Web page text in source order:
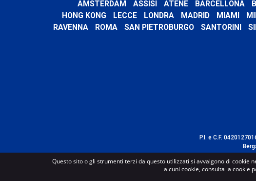
AMSTERDAM ASSISI ATENE BARCELLONA
HONG KONG
LECCE LONDRA MADRID MIAMI
RAVENNA
ROMA SAN PIETROBURGO SANTORINI
P.I. e C.F.
Questo sito o gli strumenti terzi da questo utilizzati si avvalgono di cookie
alcuni cookie, consulta la cookie